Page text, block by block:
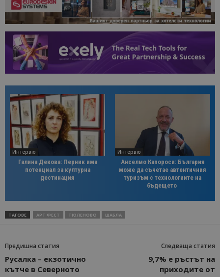
Интервю
Галина Декова: Перник има
потенциал за културна
дестинация
Интервю
Анселмо Капороси: България
може да съчетае автентичния
туризъм с технологиите на
бъдещето
ТАГОВЕ АРТ ФЕСТ ТЮЛЕНОВО ШАБЛА
Предишна статия
Русалка – екзотично
кътче в Северното
Следваща статия
9,7% е ръстът на
приходите от